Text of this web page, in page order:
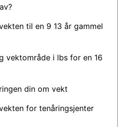
til en 9 13 år gammel
vektområde i lbs for en 16
din om vekt
for tenåringsjenter